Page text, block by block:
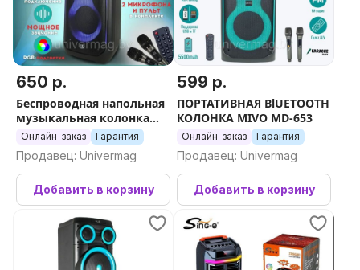
650 р.
Беспроводная напольная
музыкальная колонка
MIVO MD-802
Онлайн-заказ Гарантия
Продавец: Univermag
Добавить в корзину
599 р.
ПОРТАТИВНАЯ BlUETOOTH
КОЛОНКА MIVO MD-653
Онлайн-заказ Гарантия
Продавец: Univermag
Добавить в корзину